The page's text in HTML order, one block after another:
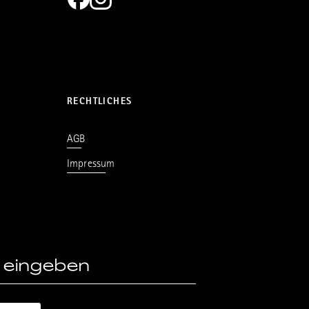
RECHTLICHES
AGB
Impressum